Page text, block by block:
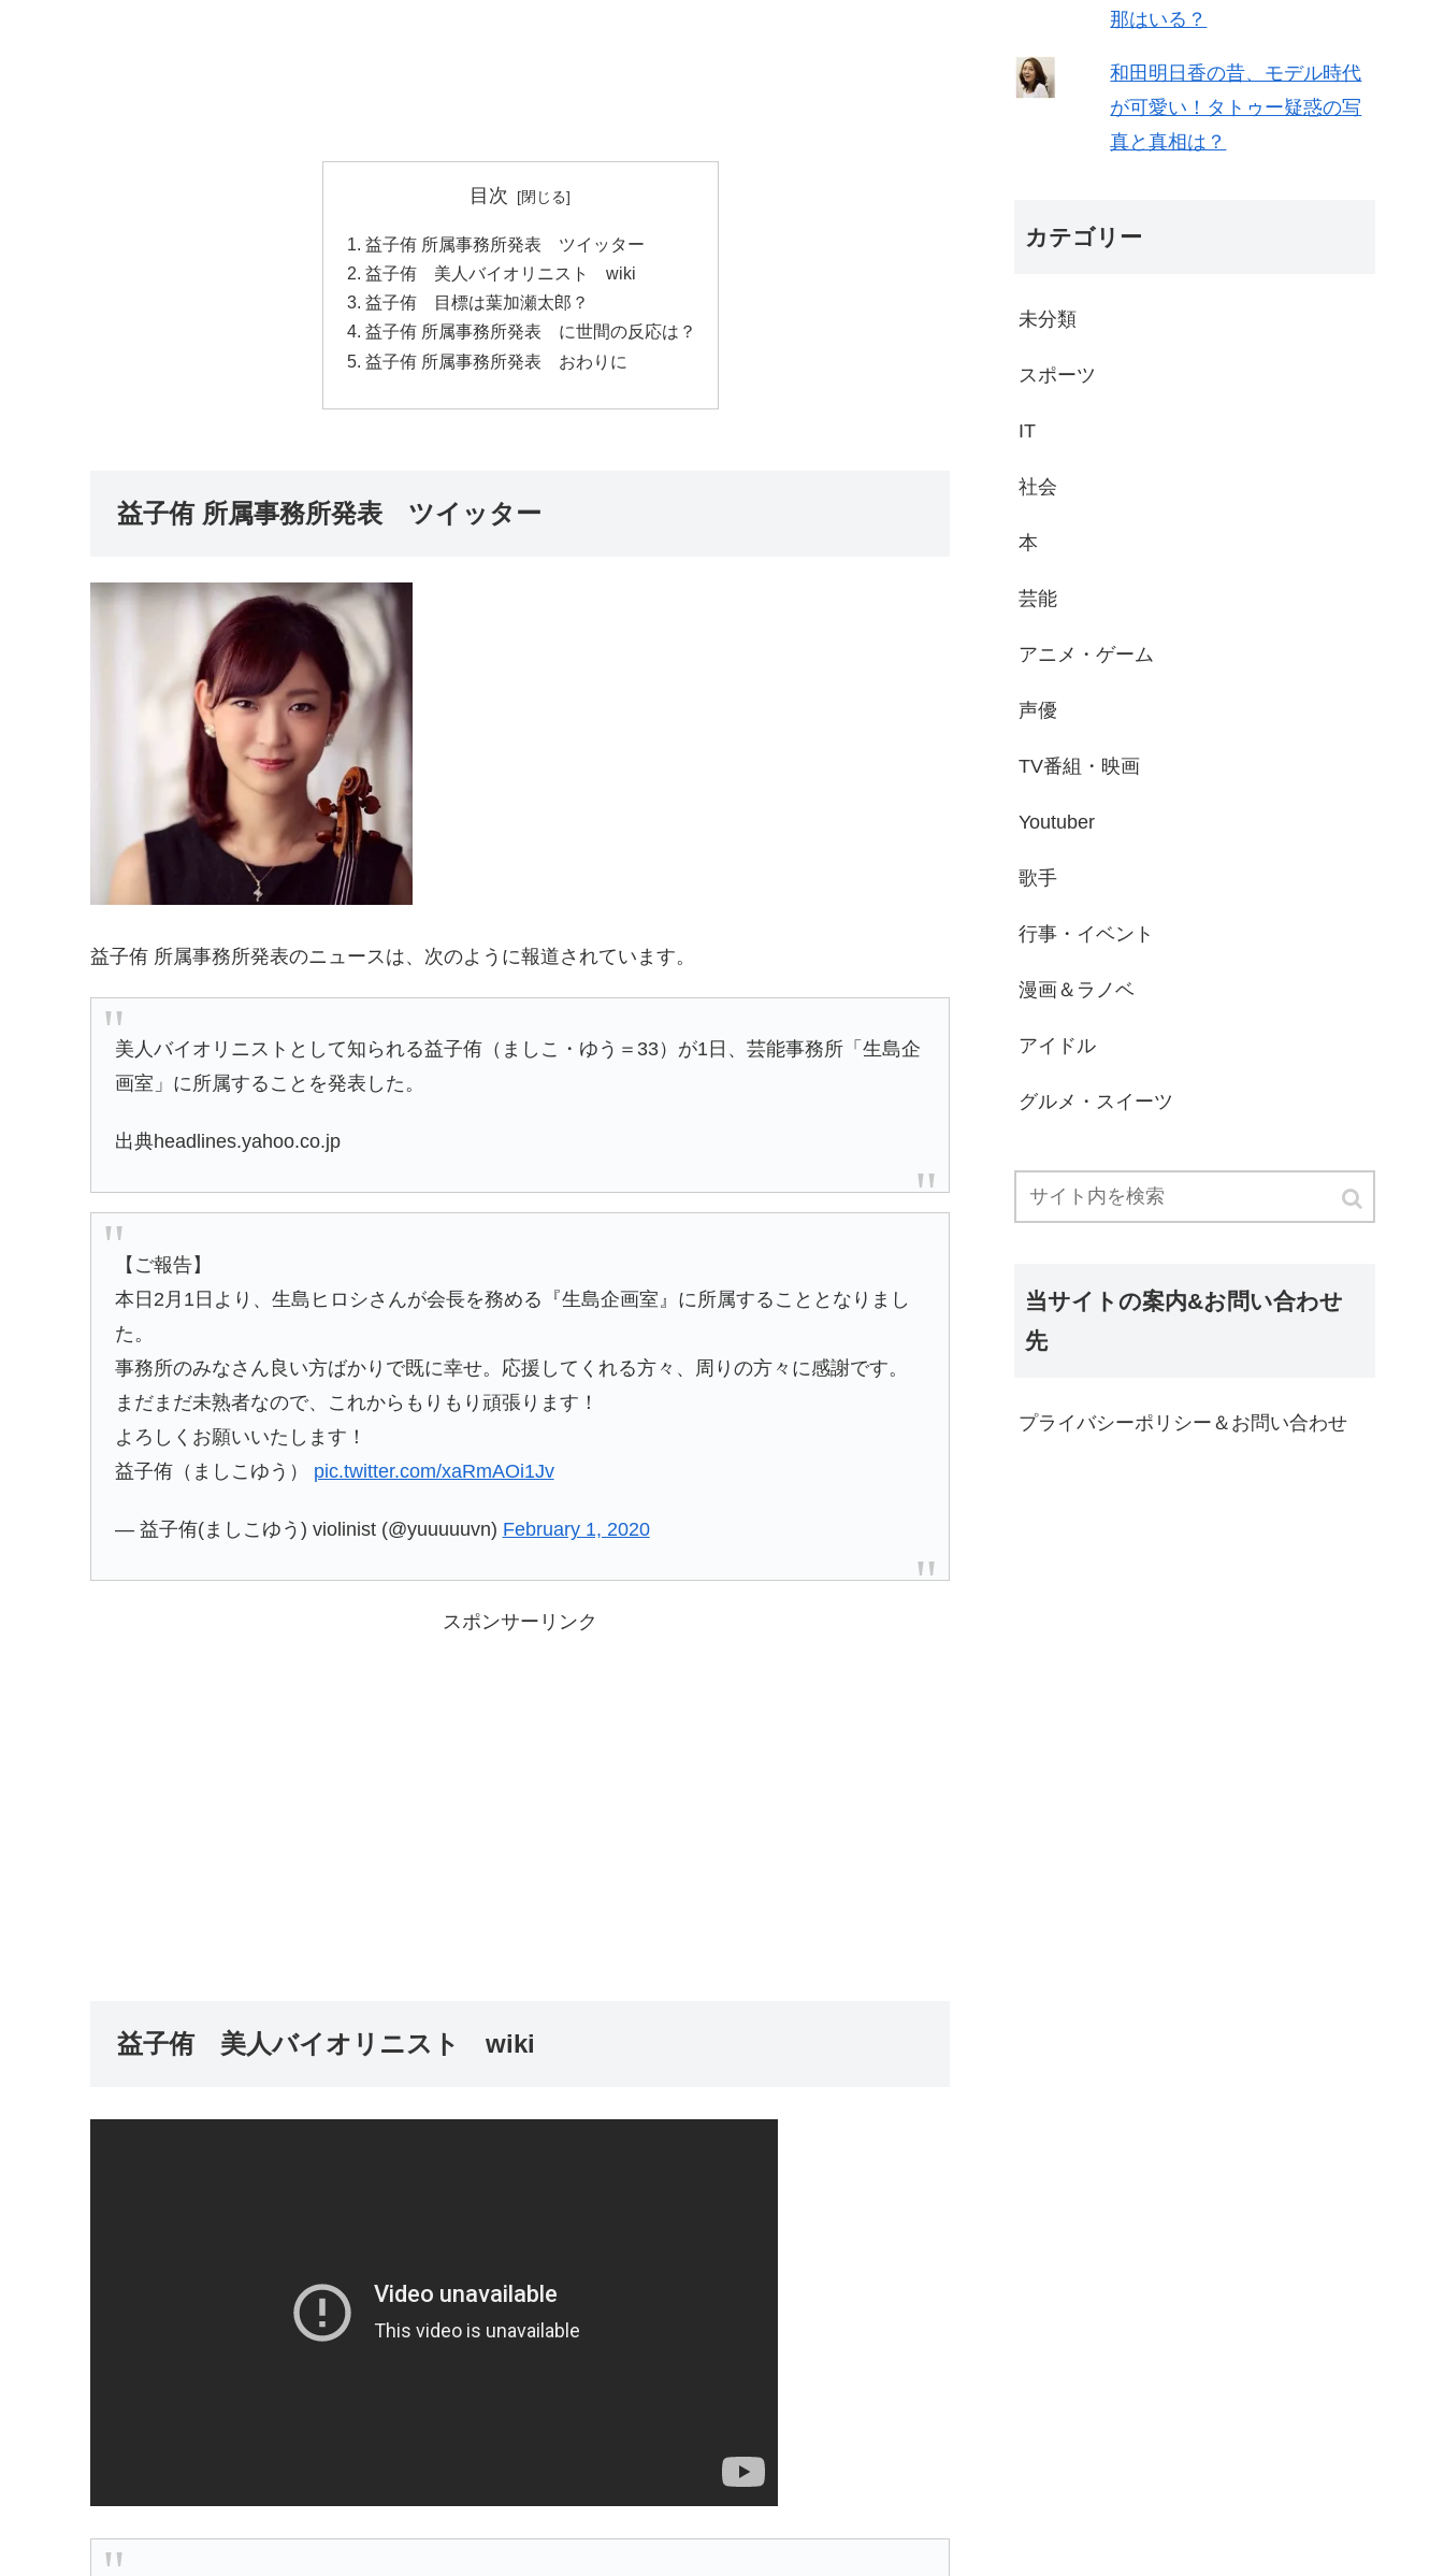
目次
益子侑 所属事務所発表 ツイッター
益子侑 美人バイオリニスト wiki
益子侑 目標は葉加瀬太郎？
益子侑 所属事務所発表 に世間の反応は？
益子侑 所属事務所発表 おわりに
益子侑 所属事務所発表 ツイッター
益子侑 所属事務所発表のニュースは、次のように報道されています。
美人バイオリニストとして知られる益子侑（ましこ・ゆう＝33）が1日、芸能事務所「生島企
画室」に所属することを発表した。
出典headlines.yahoo.co.jp
【ご報告】
本日2月1日より、生島ヒロシさんが会長を務める『生島企画室』に所属することとなりまし
た。
事務所のみなさん良い方ばかりで既に幸せ。応援してくれる方々、周りの方々に感謝です。
まだまだ未熟者なので、これからもりもり頑張ります！
よろしくお願いいたします！
益子侑（ましこゆう） pic.twitter.com/xaRmAOi1Jv
— 益子侑(ましこゆう) violinist (@yuuuuuvn) February 1, 2020
スポンサーリンク
益子侑 美人バイオリニスト wiki
那はいる？
和田明日香の昔、モデル時代
が可愛い！タトゥー疑惑の写
真と真相は？
カテゴリー
未分類
スポーツ
IT
社会
本
芸能
アニメ・ゲーム
声優
TV番組・映画
Youtuber
歌手
行事・イベント
漫画＆ラノベ
アイドル
グルメ・スイーツ
当サイトの案内&お問い合わせ
先
プライバシーポリシー＆お問い合わせ